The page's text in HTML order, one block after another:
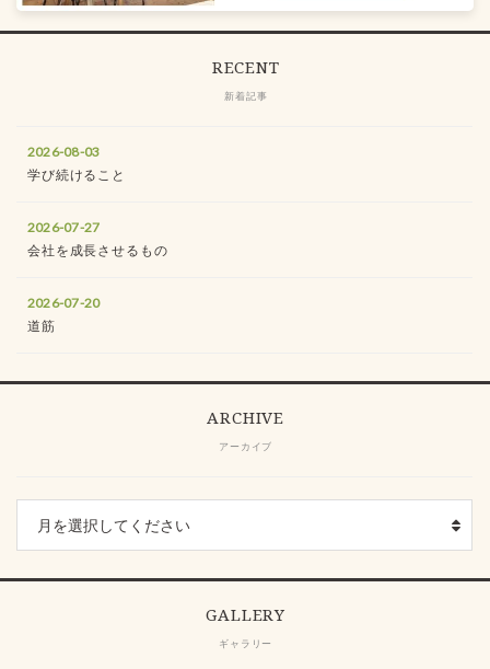
RECENT
新着記事
2026-08-03
学び続けること
2026-07-27
会社を成長させるもの
2026-07-20
道筋
ARCHIVE
アーカイブ
GALLERY
ギャラリー